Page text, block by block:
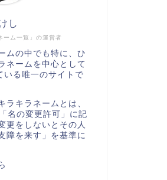
ーム一覧」の運営者
し
ムの中でも特に、ひ
ネームを中心として
る唯一のサイトで
キラネームとは、
名の変更許可」 に記
更をしないとその人
障を来す」を基準に